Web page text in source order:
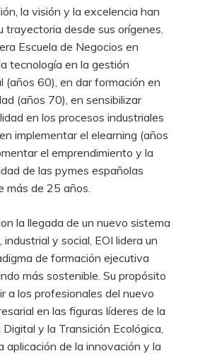
la visión y la excelencia han
trayectoria desde sus orígenes.
Escuela de Negocios en
tecnología en la gestión
(años 60), en dar formación en
(años 70), en sensibilizar
en los procesos industriales
implementar el elearning (años
el emprendimiento y la
de las pymes españolas
más de 25 años.
la llegada de un nuevo sistema
industrial y social, EOI lidera un
de formación ejecutiva
más sostenible. Su propósito
a los profesionales del nuevo
en las figuras líderes de la
Digital y la Transición Ecológica,
aplicación de la innovación y la